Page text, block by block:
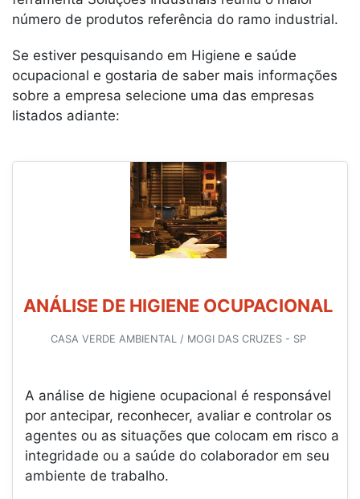
número de produtos referência do ramo industrial.
Se estiver pesquisando em Higiene e saúde
ocupacional e gostaria de saber mais informações
sobre a empresa selecione uma das empresas
listados adiante:
ANÁLISE DE HIGIENE OCUPACIONAL
CASA VERDE AMBIENTAL / MOGI DAS CRUZES - SP
A análise de higiene ocupacional é responsável
por antecipar, reconhecer, avaliar e controlar os
agentes ou as situações que colocam em risco a
integridade ou a saúde do colaborador em seu
ambiente de trabalho.